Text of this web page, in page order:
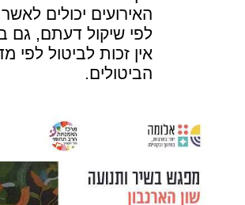
האירועים יכולים לאשר
לפי שיקול דעתם, גם
אין זכות לביטול לפי
הביטולים.